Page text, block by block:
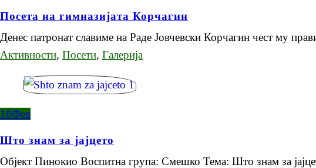
Посета на гимназијата Корчагин
Денес патронат славиме на Раде Јовчевски Корчагин чест му
Активности, Посети, Галерија
18Фев
Што знам за јајцето
Објект Пинокио Воспитна група: Смешко Тема: Што знам за